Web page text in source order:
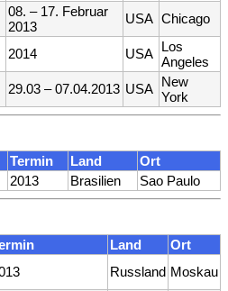
08. – 17. Februar
2013
USA Chicago
2014 USA Los
Angeles
29.03 – 07.04.2013 USA New
York
Termin Land
Ort
2013 Brasilien Sao Paulo
Land
Ort
Russland Moskau